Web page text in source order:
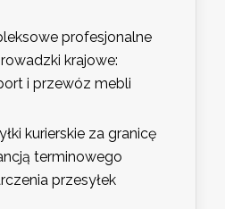
profesjonalne
krajowe:
i przewóz mebli
kurierskie za granicę
terminowego
przesyłek